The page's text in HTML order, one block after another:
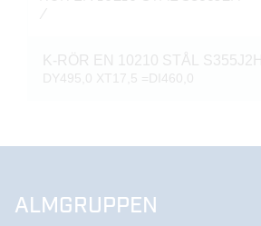
/
K-RÖR EN 10210 STÅL S355J2H
DY495,0 XT17,5 =DI460,0
ALMGRUPPEN